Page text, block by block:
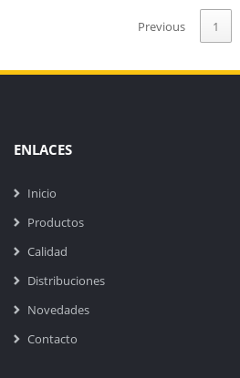
Previous 1
ENLACES
Inicio
Productos
Calidad
Distribuciones
Novedades
Contacto